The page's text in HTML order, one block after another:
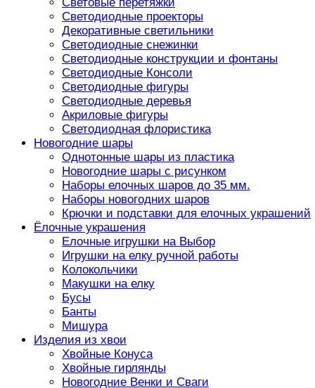
Светодиодные проекторы
Декоративные светильники
Светодиодные снежинки
Светодиодные конструкции и фонтаны
Светодиодные Консоли
Светодиодные фигуры
Светодиодные деревья
Акриловые фигуры
Светодиодная флористика
Новогодние шары
Однотонные шары из пластика
Новогодние шары с рисунком
Наборы елочных шаров до 35 мм.
Наборы новогодних шаров
Крючки и подставки для елочных украшений
Ёлочные украшения
Елочные игрушки на Выбор
Игрушки на елку ручной работы
Колокольчики
Макушки на елку
Бусы
Банты
Мишура
Изделия из хвои
Хвойные Конуса
Хвойные гирлянды
Новогодние Венки и Сваги